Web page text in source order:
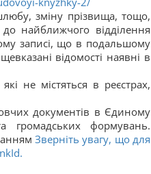
зміну прізвища, тощо,
найближчого відділення
записі, що в подальшому
відомості наявні в
не містяться в реєстрах,
документів в Єдиному
громадських формувань.
Зверніть увагу, що для